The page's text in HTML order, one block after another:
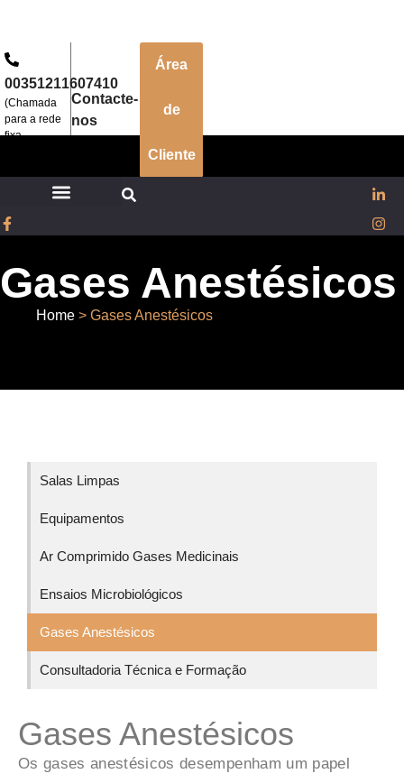
Search
Recent Posts
Recent Comments
00351211607410
(Chamada
para a rede
fixa
Contacte-
nos
Área
de
Cliente
Gases Anestésicos
Home > Gases Anestésicos
Gases Anestésicos
Os gases anestésicos desempenham um papel
Salas Limpas
Equipamentos
Ar Comprimido Gases Medicinais
Ensaios Microbiológicos
Gases Anestésicos
Consultadoria Técnica e Formação